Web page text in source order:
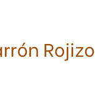
Rojizo